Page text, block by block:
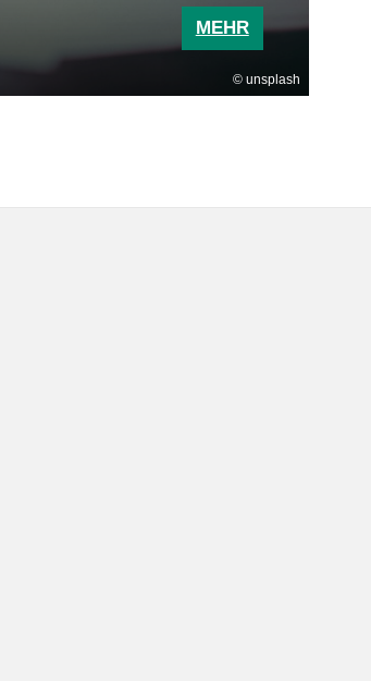
unsplash
MEHR